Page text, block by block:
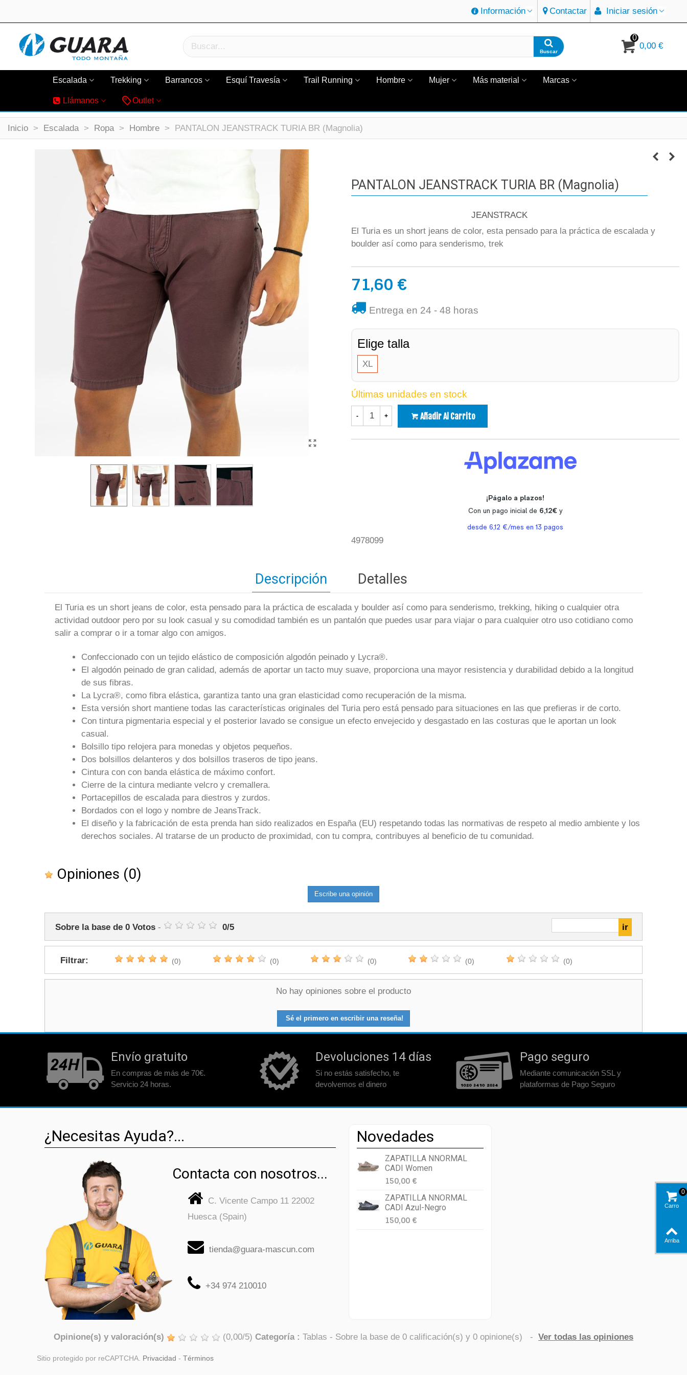
Información Contactar Iniciar sesión
Buscar
0
0,00 €
Escalada Trekking Barrancos Esquí Travesía Trail Running Hombre Mujer Más material Marcas
Llámanos Outlet
Inicio > Escalada > Ropa > Hombre > PANTALON JEANSTRACK TURIA BR (Magnolia)
PANTALON JEANSTRACK TURIA BR (Magnolia)
JEANSTRACK
El Turia es un short jeans de color, esta pensado para la práctica de escalada y
boulder así como para senderismo, trek
71,60 €
Entrega en 24 - 48 horas
Elige talla
XL
Últimas unidades en stock
- + Añadir Al Carrito
4978099
Descripción Detalles
El Turia es un short jeans de color, esta pensado para la práctica de escalada y boulder así como para senderismo, trekking, hiking o cualquier otra
actividad outdoor pero por su look casual y su comodidad también es un pantalón que puedes usar para viajar o para cualquier otro uso cotidiano como
salir a comprar o ir a tomar algo con amigos.
Confeccionado con un tejido elástico de composición algodón peinado y Lycra®.
El algodón peinado de gran calidad, además de aportar un tacto muy suave, proporciona una mayor resistencia y durabilidad debido a la longitud
de sus fibras.
La Lycra®, como fibra elástica, garantiza tanto una gran elasticidad como recuperación de la misma.
Esta versión short mantiene todas las características originales del Turia pero está pensado para situaciones en las que prefieras ir de corto.
Con tintura pigmentaria especial y el posterior lavado se consigue un efecto envejecido y desgastado en las costuras que le aportan un look
casual.
Bolsillo tipo relojera para monedas y objetos pequeños.
Dos bolsillos delanteros y dos bolsillos traseros de tipo jeans.
Cintura con con banda elástica de máximo confort.
Cierre de la cintura mediante velcro y cremallera.
Portacepillos de escalada para diestros y zurdos.
Bordados con el logo y nombre de JeansTrack.
El diseño y la fabricación de esta prenda han sido realizados en España (EU) respetando todas las normativas de respeto al medio ambiente y los
derechos sociales. Al tratarse de un producto de proximidad, con tu compra, contribuyes al beneficio de tu comunidad.
Opiniones (0)
Escribe una opinión
Sobre la base de 0 Votos - 0/5
Filtrar: (0) (0) (0) (0) (0)
No hay opiniones sobre el producto
Sé el primero en escribir una reseña!
Envío gratuito
En compras de más de 70€.
Servicio 24 horas.
Devoluciones 14 días
Si no estás satisfecho, te
devolvemos el dinero
Pago seguro
Mediante comunicación SSL y
plataformas de Pago Seguro
¿Necesitas Ayuda?...
Contacta con nosotros...
C. Vicente Campo 11 22002
Huesca (Spain)
tienda@guara-mascun.com
+34 974 210010
Novedades
ZAPATILLA NNORMAL
CADI Women
150,00 €
ZAPATILLA NNORMAL
CADI Azul-Negro
150,00 €
Opinione(s) y valoración(s) (0,00/5) Categoría : Tablas - Sobre la base de 0 calificación(s) y 0 opinione(s) - Ver todas las opiniones
Sitio protegido por reCAPTCHA. Privacidad - Términos
Carro
0
Arriba